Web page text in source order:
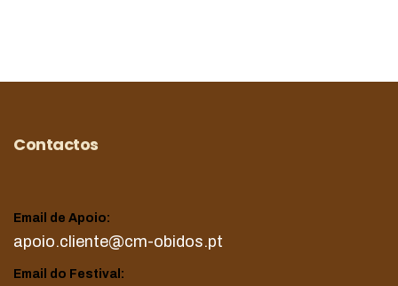
Contactos
Email de Apoio:
apoio.cliente@cm-obidos.pt
Email do Festival: